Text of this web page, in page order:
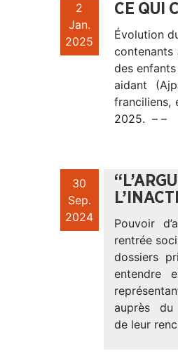
2
Jan.
2025
CE QUI
Évolution
contenants
des
aidant
franciliens,
2025. – –
30
Sep.
2024
Pouvoir
rentrée
dossiers
entendre
auprès
de leur